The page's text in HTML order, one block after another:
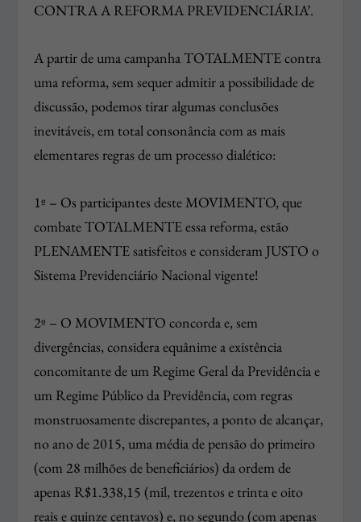
CONTRA A REFORMA PREVIDENCIÁRIA’.
A partir de uma campanha TOTALMENTE contra
uma reforma, sem sequer admitir a possibilidade de
discussão, podemos tirar algumas conclusões
inevitáveis, em total consonância com as mais
elementares regras de um processo dialético:
1º – Os participantes deste MOVIMENTO, que
combate TOTALMENTE essa reforma, estão
PLENAMENTE satisfeitos e consideram JUSTO o
Sistema Previdenciário Nacional vigente!
2º – O MOVIMENTO concorda e, sem
divergências, considera equânime a existência
concomitante de um Regime Geral da Previdência e
um Regime Público da Previdência, com regras
monstruosamente discrepantes, a ponto de alcançar,
no ano de 2015, uma média de pensão do primeiro
(com 28 milhões de beneficiários) da ordem de
apenas R$1.338,15 (mil, trezentos e trinta e oito
reais e quinze centavos) e, no segundo (com apenas